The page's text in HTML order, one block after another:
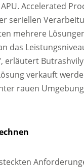
Accelerated
seriellen
mehrere
das
verkauft
rauen